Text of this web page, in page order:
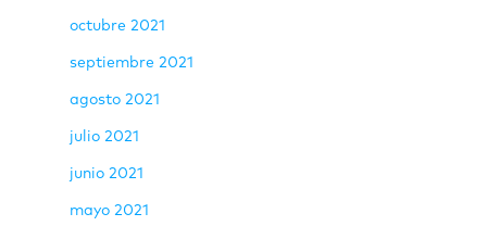
octubre 2021
septiembre 2021
agosto 2021
julio 2021
junio 2021
mayo 2021